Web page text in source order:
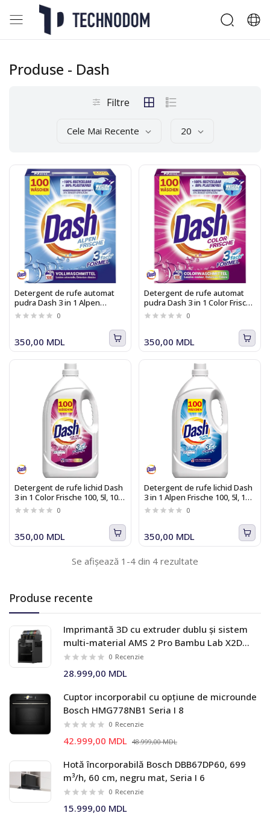
Produse recente
Imprimantă 3D cu extruder dublu și sistem
multi-material AMS 2 Pro Bambu Lab X2D
Combo
0 Recenzie
28.999,00 MDL
Cuptor incorporabil cu opțiune de microunde
Bosch HMG778NB1 Seria I 8
0 Recenzie
42.999,00 MDL 48.999,00 MDL
Hotă încorporabilă Bosch DBB67DP60, 699
m³/h, 60 cm, negru mat, Seria I 6
0 Recenzie
15.999,00 MDL
Produse - Dash
Filtre
Cele Mai Recente 20
Detergent de rufe automat
pudra Dash 3 in 1 Alpen
Frische 100, 6kg, 100 spalari
0
350,00 MDL
Detergent de rufe automat
pudra Dash 3 in 1 Color Frische
100, 6kg, 100 spalari
0
350,00 MDL
Detergent de rufe lichid Dash
3 in 1 Color Frische 100, 5l, 100
spalari
0
350,00 MDL
Detergent de rufe lichid Dash
3 in 1 Alpen Frische 100, 5l, 100
spalari
0
350,00 MDL
Se afișează 1-4 din 4 rezultate